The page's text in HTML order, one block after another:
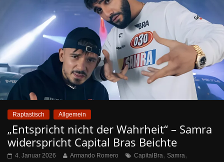
Raptastisch Allgemein
„Entspricht nicht der Wahrheit“ – Samra
widerspricht Capital Bras Beichte
4. Januar 2026 Armando Romero CapitalBra, Samra,